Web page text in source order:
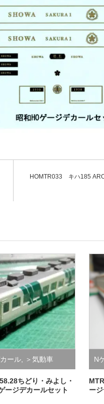
HOMTR033 キハ185
ール, ＞気動車
ちどり・みよし・
ジデカールセット
N
ー